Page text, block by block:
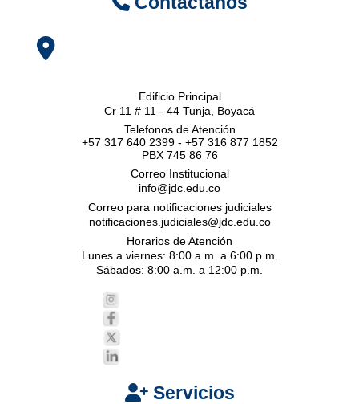
Edificio Principal
Cr 11 # 11 - 44 Tunja, Boyacá
Telefonos de Atención
+57 317 640 2399 - +57 316 877 1852
PBX 745 86 76
Correo Institucional
info@jdc.edu.co
Correo para notificaciones judiciales
notificaciones.judiciales@jdc.edu.co
Horarios de Atención
Lunes a viernes: 8:00 a.m. a 6:00 p.m.
Sábados: 8:00 a.m. a 12:00 p.m.
Servicios